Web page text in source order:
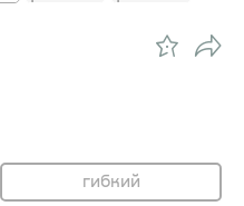
гибкий